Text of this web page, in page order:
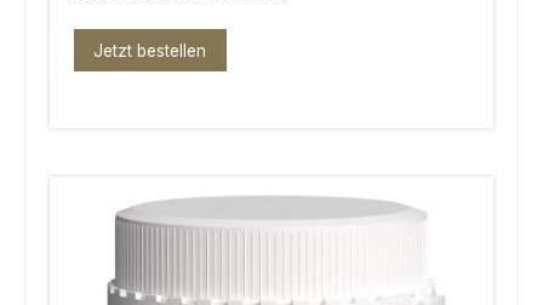
Jetzt bestellen